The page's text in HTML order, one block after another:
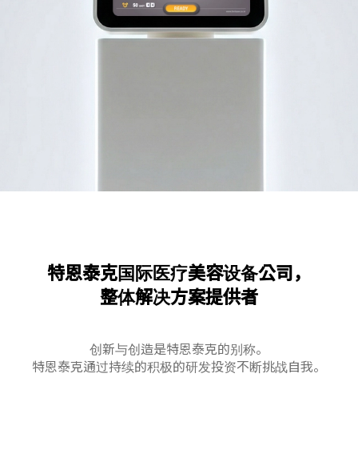
特恩泰克国际医疗美容设备公司，
整体解决方案提供者
创新与创造是特恩泰克的别称。
特恩泰克通过持续的积极的研发投资不断挑战自我。